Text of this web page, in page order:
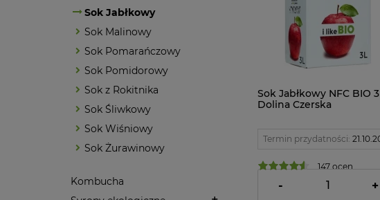
Sok Jabłkowy
Sok Malinowy
Sok Pomarańczowy
Sok Pomidorowy
Sok z Rokitnika
Sok Śliwkowy
Sok Wiśniowy
Sok Żurawinowy
Kombucha
Sok Jabłkowy NFC BIO
Dolina Czerska
Termin przydatności:
147 ocen
29,16 zł
- +